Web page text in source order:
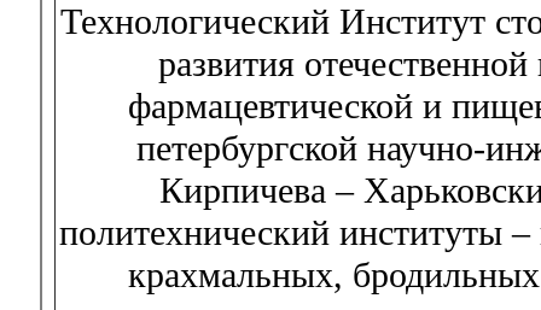
Технологический Институт
развития
фармацевтической и
петербургской научно-
Кирпичева –
политехнический институты
крахмальных,